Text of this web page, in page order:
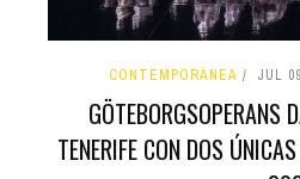
CONTEMPORÁNEA JUL
GÖTEBORGSOPERANS
TENERIFE CON DOS